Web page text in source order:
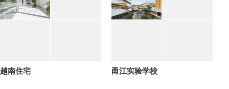
越南住宅 甬江实验学校